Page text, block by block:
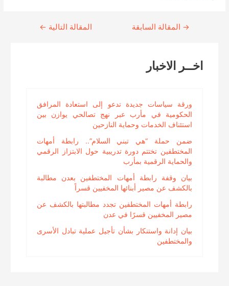
Continue
→ المقالة السابقة المقالة التالية ←
اخــر الاخبار
ورقة سياسات جديدة تدعو إلى استعادة المرافق
الحكومية في مأرب عبر نهج تصالحي يوازن بين
استئناف الخدمات وحماية النازحين
ضمن حملة “هي تبني السلام”.. رابطة أمهات
المختطفين تختتم دورة تدريبية حول الابتزاز الرقمي
والحماية الرقمية بمأرب
بيان وقفة رابطة أمهات المختطفين بعدن مطالبة
بالكشف عن مصير أبنائها المخفيين قسراً
رابطة أمهات المختطفين تجدد مطالبتها بالكشف عن
مصير المخفيين قسرًا في عدن
بيان إدانة واستنكار بشأن تأجيل عملية تبادل الأسرى
والمختطفين